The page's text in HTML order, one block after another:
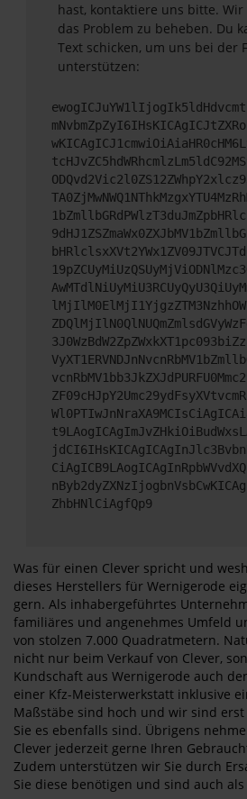
hast, kontaktiere uns bitte.
das Problem zu beheben. Du
Text schicken, um uns bei der
unterstützen:
ZhbHNlCiAgfQp9
Was für einen Clever spricht und
dieses Herstellers für Wernigerode
gern. Als inhabergeführtes
familiäres und angenehmes Umfeld
von stolzen 7.000 Quadratmetern.
nicht nur beim Verkauf von Clever,
Kundschaft aus Wernigerode auch
einer Kfz-Meisterwerkstatt inklusive
Maßstäbe sind hoch und wir sind
Sie es ebenfalls sind. Übrigens
Clever jederzeit gerne Ihren
Zudem unterstützen wir Sie durch
Sie diese benötigen und sind auch